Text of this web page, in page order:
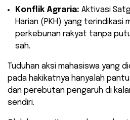
Konflik Agraria: Aktivasi
Harian (PKH) yang terindikasi
perkebunan rakyat tanpa
sah.
Tuduhan aksi mahasiswa yang
pada hakikatnya hanyalah
dan perebutan pengaruh di
sendiri.